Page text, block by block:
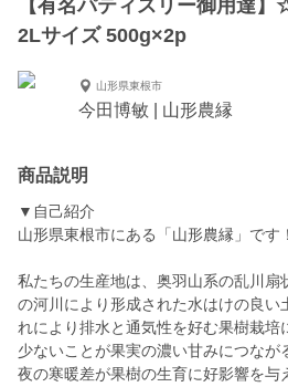
【有名パティスリー御用達
2Lサイズ 500g×2p
山形県東根市
今田博敏 | 山形農縁
商品説明
▼自己紹介
山形県東根市にある「山形農縁」です！
私たちの生産地は、奥羽山系の乱川扇
の河川により形成された水はけの良い
れにより排水と通気性を好む果樹栽培
少ないことが果実の濃い甘みにつなが
夜の寒暖差が果樹の生育に好影響を与